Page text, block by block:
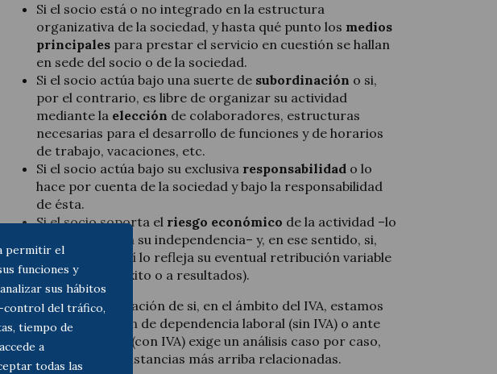
permitir el
funciones y
sus hábitos
control del tráfico,
tiempo de
a
todas las
Si el socio está o no integrado en la estructura
organizativa de la sociedad, y hasta qué punto los medios
principales para prestar el servicio en cuestión se hallan
en sede del socio o de la sociedad.
Si el socio actúa bajo una suerte de subordinación o si,
por el contrario, es libre de organizar su actividad
mediante la elección de colaboradores, estructuras
necesarias para el desarrollo de funciones y de horarios
de trabajo, vacaciones, etc.
Si el socio actúa bajo su exclusiva responsabilidad o lo
hace por cuenta de la sociedad y bajo la responsabilidad
de ésta.
Si el socio soporta el riesgo económico de la actividad –lo
que reafirmaría su independencia– y, en ese sentido, si,
por ejemplo, así lo refleja su eventual retribución variable
(v.gr. sujeta a éxito o a resultados).
caso, la determinación de si, en el ámbito del IVA, estamos
ante una relación de dependencia laboral (sin IVA) o ante
profesional (con IVA) exige un análisis caso por caso,
la base de las circunstancias más arriba relacionadas.